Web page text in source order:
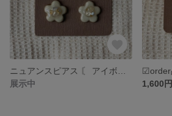
展示中
1,600円